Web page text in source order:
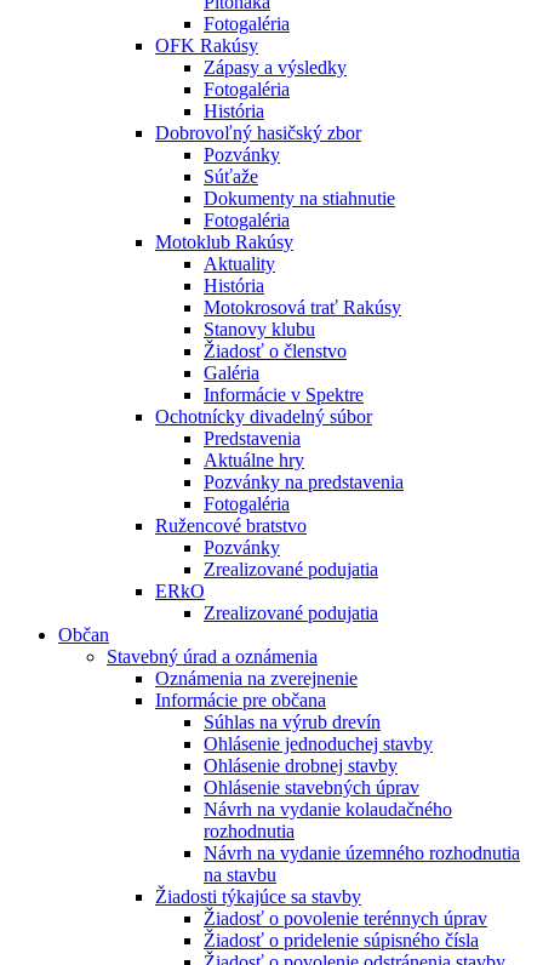
Fotogaléria
OFK Rakúsy
Zápasy a výsledky
Fotogaléria
História
Dobrovoľný hasičský zbor
Pozvánky
Súťaže
Dokumenty na stiahnutie
Fotogaléria
Motoklub Rakúsy
Aktuality
História
Motokrosová trať Rakúsy
Stanovy klubu
Žiadosť o členstvo
Galéria
Informácie v Spektre
Ochotnícky divadelný súbor
Predstavenia
Aktuálne hry
Pozvánky na predstavenia
Fotogaléria
Ružencové bratstvo
Pozvánky
Zrealizované podujatia
ERkO
Zrealizované podujatia
Občan
Stavebný úrad a oznámenia
Oznámenia na zverejnenie
Informácie pre občana
Súhlas na výrub drevín
Ohlásenie jednoduchej stavby
Ohlásenie drobnej stavby
Ohlásenie stavebných úprav
Návrh na vydanie kolaudačného
rozhodnutia
Návrh na vydanie územného rozhodnutia
na stavbu
Žiadosti týkajúce sa stavby
Žiadosť o povolenie terénnych úprav
Žiadosť o pridelenie súpisného čísla